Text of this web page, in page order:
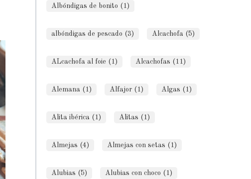
Albóndigas de bonito (1)
albóndigas de pescado (3) Alcachofa (5)
ALcachofa al foie (1) Alcachofas (11)
Alemana (1) Alfajor (1) Algas (1)
Alita ibérica (1) Alitas (1)
Almejas (4) Almejas con setas (1)
Alubias (5) Alubias con choco (1)